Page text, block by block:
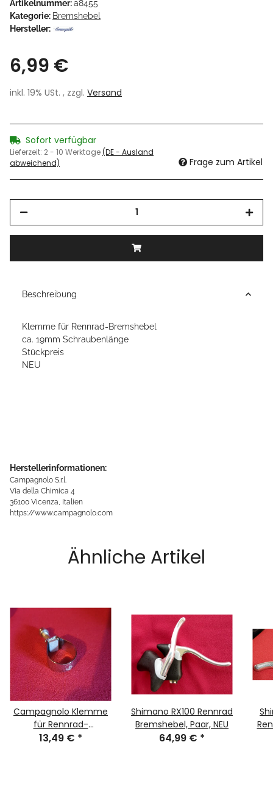
Artikelnummer:a8455
Kategorie: Bremshebel
Hersteller:
6,99 €
inkl. 19% USt. , zzgl. Versand
Sofort verfügbar
Lieferzeit: 2 - 10 Werktage(DE - Ausland
abweichend)
Frage zum Artikel
Beschreibung
Klemme für Rennrad-Bremshebel
ca. 19mm Schraubenlänge
Stückpreis
NEU
Herstellerinformationen:
Campagnolo S.r.l.
Via della Chimica 4
36100 Vicenza, Italien
https://www.campagnolo.com
Ähnliche Artikel
Campagnolo Klemme
für Rennrad-
Bremshebel, 28mm
13,49 € *
Shimano RX100 Rennrad
Bremshebel, Paar, NEU
64,99 € *